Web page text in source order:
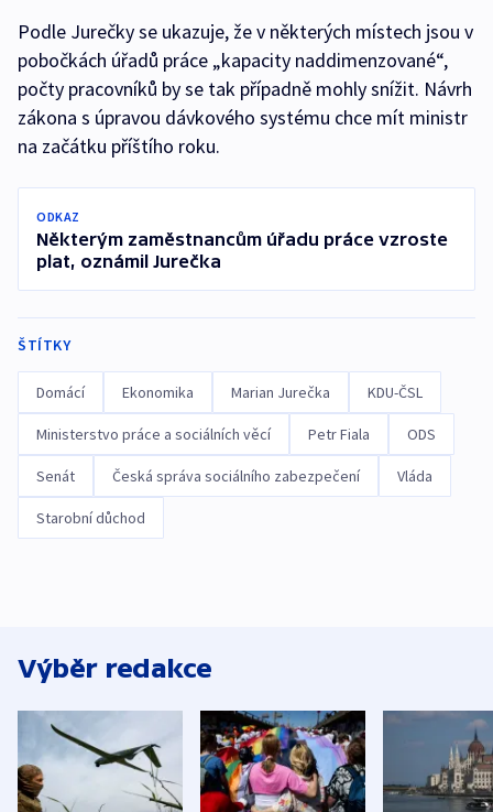
Podle Jurečky se ukazuje, že v některých místech jsou v
pobočkách úřadů práce „kapacity naddimenzované“,
počty pracovníků by se tak případně mohly snížit. Návrh
zákona s úpravou dávkového systému chce mít ministr
na začátku příštího roku.
ODKAZ
Některým zaměstnancům úřadu práce vzroste
plat, oznámil Jurečka
ŠTÍTKY
Domácí Ekonomika Marian Jurečka KDU-ČSL
Ministerstvo práce a sociálních věcí Petr Fiala ODS
Senát Česká správa sociálního zabezpečení Vláda
Starobní důchod
Výběr redakce